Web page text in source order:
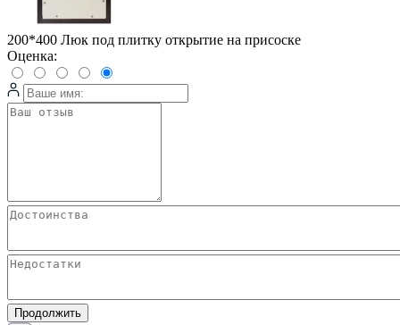
200*400 Люк под плитку открытие на присоске
Оценка:
Продолжить